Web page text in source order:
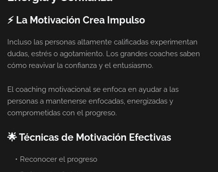
⚡ La Motivación Crea Impulso
Incluso las personas altamente calificadas experimentan
dudas, estrés o agotamiento. Los grandes coaches saben
cómo reavivar la confianza y el entusiasmo.
El coaching motivacional se enfoca en ayudar a las
personas a mantenerse enfocadas, energizadas y
comprometidas con el progreso.
🌟 Técnicas de Motivación Efectivas
Reconocer el progreso